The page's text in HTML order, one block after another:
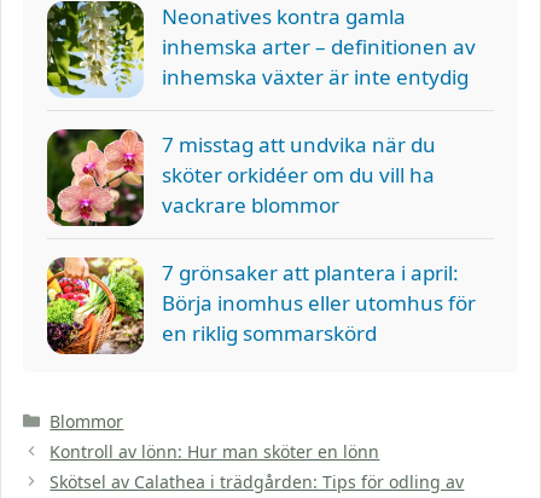
Neonatives kontra gamla
inhemska arter – definitionen av
inhemska växter är inte entydig
7 misstag att undvika när du
sköter orkidéer om du vill ha
vackrare blommor
7 grönsaker att plantera i april:
Börja inomhus eller utomhus för
en riklig sommarskörd
Kategorier
Blommor
Kontroll av lönn: Hur man sköter en lönn
Skötsel av Calathea i trädgården: Tips för odling av